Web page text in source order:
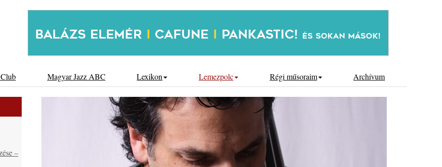
Magyar Jazz ABC Lexikon Lemezpolc Régi műsoraim Archívum
–